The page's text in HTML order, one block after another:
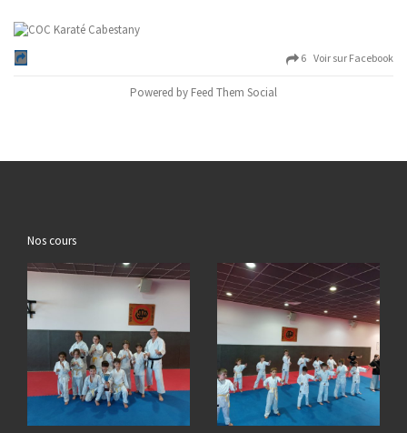
6 Voir sur Facebook
Powered by Feed Them Social
Nos cours